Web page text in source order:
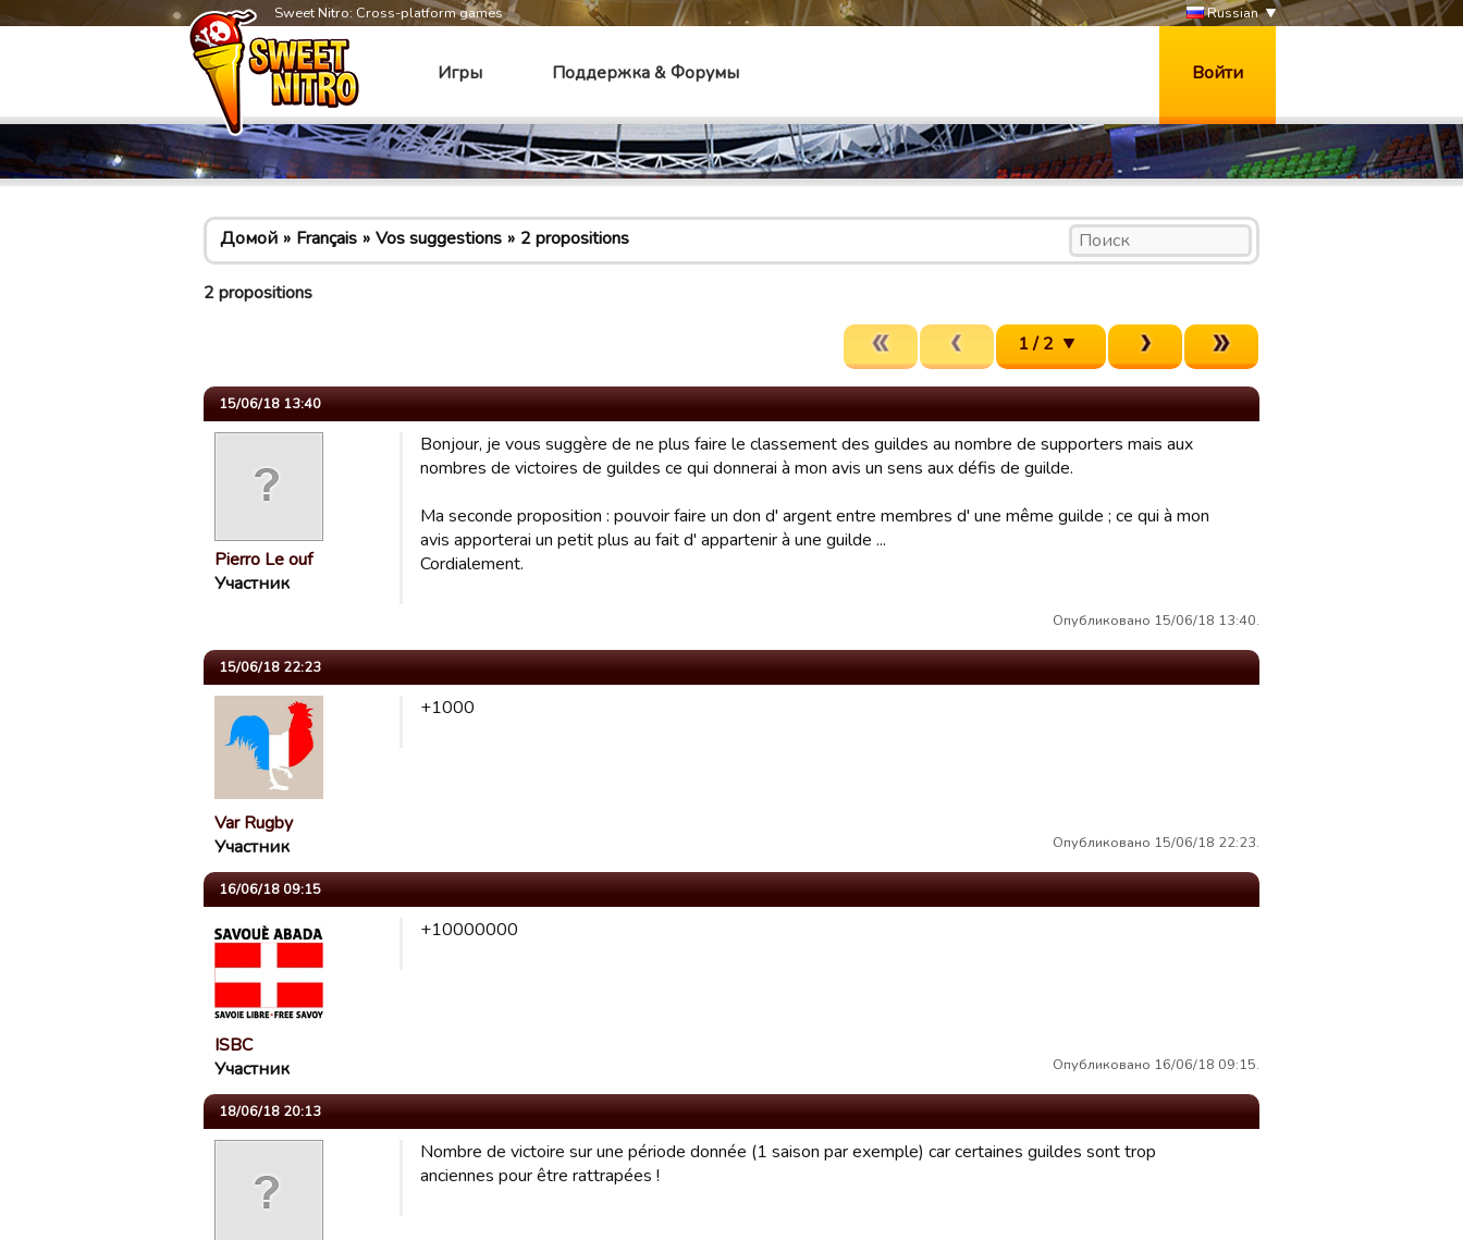
Sweet Nitro: Cross-platform games Russian
Игры Поддержка & Форумы Войти
Домой Français Vos suggestions 2 propositions
2 propositions
1 / 2
15/06/18 13:40
Pierro Le ouf
Участник
Bonjour, je vous suggère de ne plus faire le classement des guildes au nombre de supporters mais aux
nombres de victoires de guildes ce qui donnerai à mon avis un sens aux défis de guilde.
Ma seconde proposition : pouvoir faire un don d' argent entre membres d' une même guilde ; ce qui à mon
avis apporterai un petit plus au fait d' appartenir à une guilde ...
Cordialement.
Опубликовано 15/06/18 13:40.
15/06/18 22:23
Var Rugby
Участник
+1000
Опубликовано 15/06/18 22:23.
16/06/18 09:15
ISBC
Участник
+10000000
Опубликовано 16/06/18 09:15.
18/06/18 20:13
Nombre de victoire sur une période donnée (1 saison par exemple) car certaines guildes sont trop
anciennes pour être rattrapées !